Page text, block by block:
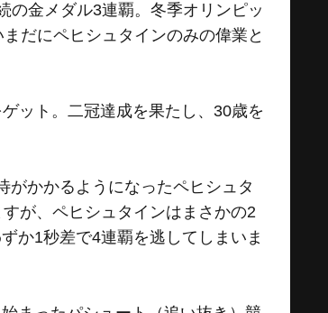
の金メダル3連覇。冬季オリンピッ
だにペヒシュタインのみの偉業と
ット。二冠達成を果たし、30歳を
がかかるようになったペヒシュタ
が、ペヒシュタインはまさかの2
か1秒差で4連覇を逃してしまいま